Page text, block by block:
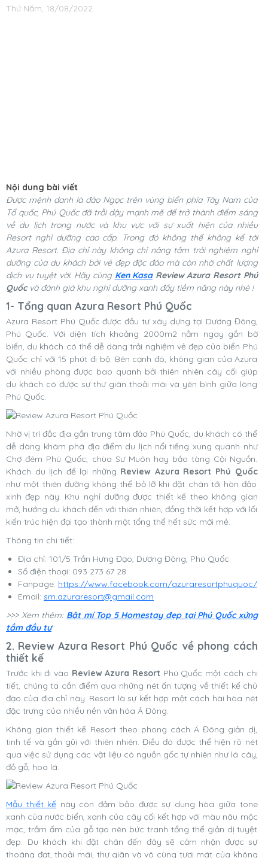
Thứ Năm, 18/08/2022
Nội dung bài viết
Được mệnh danh là đảo Ngọc trên vùng biển phía Tây Nam của
Tổ quốc, ​​Phú Quốc đã trỗi dậy mạnh mẽ để trở thành điểm sáng
về du lịch trong nước và khu vực với sự xuất hiện của nhiều
Resort nghỉ dưỡng cao cấp. Trong đó không thể không kể tới
Azura Resort. Địa chỉ này không chỉ nâng tầm trải nghiệm nghỉ
dưỡng của du khách bởi vẻ đẹp độc đáo mà còn nhờ chất lượng
dịch vụ tuyệt vời. Hãy cùng Ken Kasa Review Azura Resort Phú
Quốcvà đánh giá khu nghỉ dưỡng xanh đầy tiềm năng này nhé !
1- Tổng quan Azura Resort Phú Quốc
Azura Resort Phú Quốc được đầu tư xây dựng tại Dương Đông,
Phú Quốc. Với diện tích khoảng 2000m2 nằm ngay gần bờ
biển, du khách có thể dễ dàng trải nghiệm vẻ đẹp của biển Phú
Quốc chỉ với 15 phút đi bộ. Bên cạnh đó, không gian của Azura
với nhiều phòng được bao quanh bởi thiên nhiên cây cối giúp
du khách có được sự thư giãn thoải mái và yên bình giữa lòng
Phú Quốc.
Nhờ vị trí đắc địa gần trung tâm đảo Phú Quốc, du khách có thể
dễ dàng khám phá địa điểm du lịch nổi tiếng xung quanh như
Chợ đêm Phú Quốc, chùa Sư Muôn hay bảo tàng Cội Nguồn.
Khách du lịch để lại những Review Azura Resort Phú Quốc
như một thiên đường không thể bỏ lỡ khi đặt chân tới hòn đảo
xinh đẹp này. Khu nghỉ dưỡng được thiết kế theo không gian
mở, hướng du khách đến với thiên nhiên, đồng thời kết hợp với lối
kiến trúc hiện đại tạo thành một tổng thể hết sức mới mẻ.
Thông tin chi tiết:
Địa chỉ: 101/5 Trần Hưng Đạo, Dương Đông, Phú Quốc
Số điện thoại: 093 273 67 28
Fanpage: https://www.facebook.com/azuraresortphuquoc/
Email: sm.azuraresort@gmail.com
>>> Xem thêm: Bật mí Top 5 Homestay đẹp tại Phú Quốc xứng
tầm đầu tư
2. Review Azura Resort Phú Quốc về phong cách
thiết kế
Trước khi đi vào Review Azura Resort Phú Quốc một cách chi
tiết, chúng ta cần điểm qua những nét ấn tượng về thiết kế chủ
đạo của địa chỉ này. Resort là sự kết hợp một cách hài hòa nét
đặc trưng của nhiều nền văn hóa Á Đông.
Không gian thiết kế Resort theo phong cách Á Đông giản dị,
tinh tế và gần gũi với thiên nhiên. Điều đó được thể hiện rõ nét
qua việc sử dụng các vật liệu có nguồn gốc tự nhiên như lá cây,
đồ gỗ, hoa lá.
Mẫu thiết kế này còn đảm bảo được sự dung hòa giữa tone
xanh của nước biển, xanh của cây cối kết hợp với màu nâu mộc
mạc, trầm ấm của gỗ tạo nên bức tranh tổng thể giản dị tuyệt
đẹp. Du khách khi đặt chân đến đây sẽ cảm nhận được sự
thoáng đạt, thoải mái, thư giãn và vô cùng tươi mát của không